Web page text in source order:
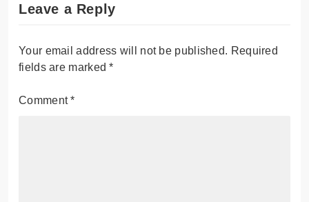
Leave a Reply
Your email address will not be published. Required
fields are marked*
Comment*